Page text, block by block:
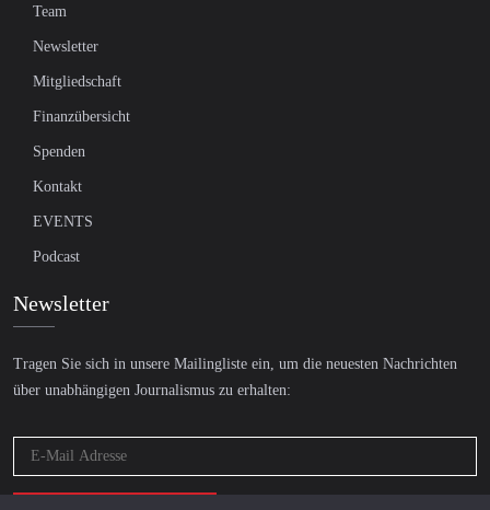
Team
Newsletter
Mitgliedschaft
Finanzübersicht
Spenden
Kontakt
EVENTS
Podcast
Newsletter
Tragen Sie sich in unsere Mailingliste ein, um die neuesten Nachrichten
über unabhängigen Journalismus zu erhalten: